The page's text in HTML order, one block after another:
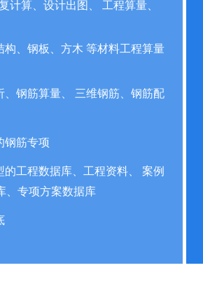
计算、设计出图、 工程算量、
构、钢板、方木 等材料工程算量
、钢筋算量、 三维钢筋、钢筋配
钢筋专项
的工程数据库、工程资料、 案例
、专项方案数据库